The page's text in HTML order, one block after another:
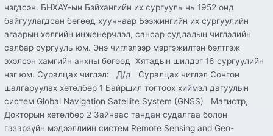
нэгдсэн. БНХАУ-ын Бэйхангийн их сургууль нь 1952 онд
байгуулагдсан бөгөөд хуучнаар Бээжингийн их сургуулийн
агаарын хөлгийн инженерчлэл, сансар судлалын чиглэлийн
салбар сургууль юм. Энэ чиглэлээр мэргэжилтэн бэлтгэж
эхэлсэн хамгийн анхны бөгөөд Хятадын шилдэг 16 сургуулийн
нэг юм. Суралцах чиглэл: Д/д Суралцах чиглэл Сонгон
шалгаруулах хөтөлбөр 1 Байршил тогтоох хиймэл дагуулын
систем Global Navigation Satellite System (GNSS) Магистр,
Докторын хөтөлбөр 2 Зайнаас тандан судалгаа болон
газарзүйн мэдээллийн систем Remote Sensing and Geo-